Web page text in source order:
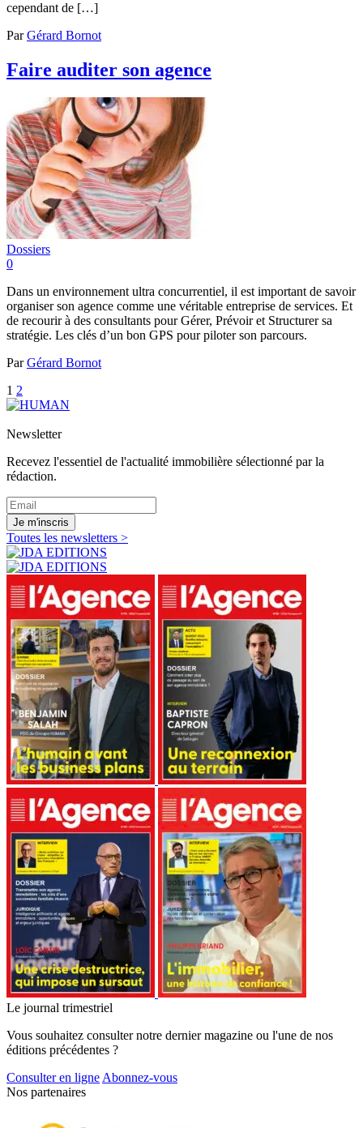
cependant de […]
ParGérard Bornot
Faire auditer son agence
Dossiers
0
Dans un environnement ultra concurrentiel, il est important de savoir
organiser son agence comme une véritable entreprise de services. Et
de recourir à des consultants pour Gérer, Prévoir et Structurer sa
stratégie. Les clés d’un bon GPS pour piloter son parcours.
ParGérard Bornot
1 2
Newsletter
Recevez l'essentiel de l'actualité immobilière sélectionné par la
rédaction.
Je m'inscris
Toutes les newsletters >
Le journal trimestriel
Vous souhaitez consulter notre dernier magazine ou l'une de nos
éditions précédentes ?
Consulter en ligne Abonnez-vous
Nos partenaires